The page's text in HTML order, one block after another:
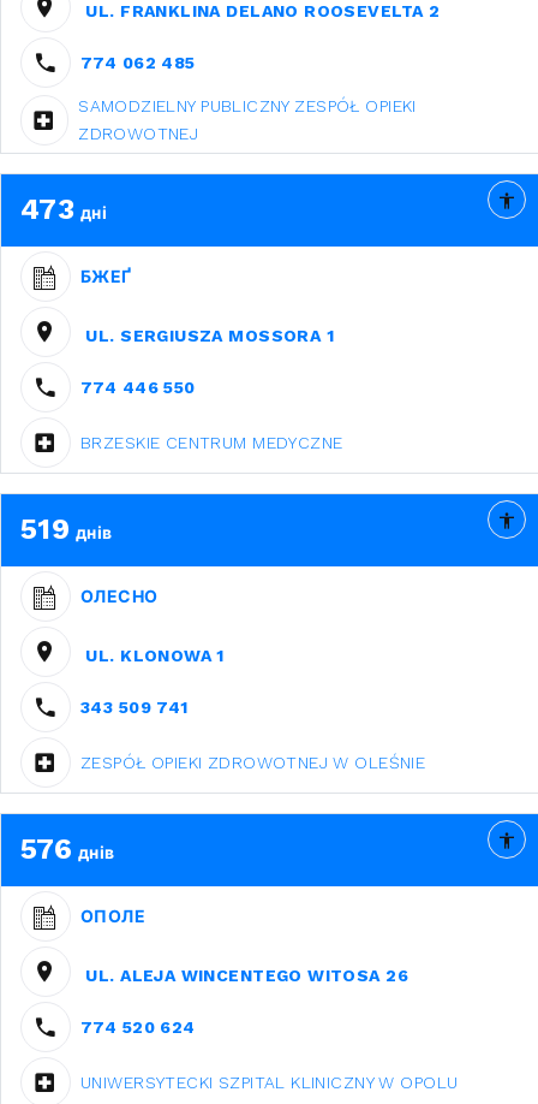
UL. FRANKLINA DELANO ROOSEVELTA 2
774 062 485
SAMODZIELNY PUBLICZNY ZESPÓŁ OPIEKI
ZDROWOTNEJ
473 дні
БЖЕҐ
UL. SERGIUSZA MOSSORA 1
774 446 550
BRZESKIE CENTRUM MEDYCZNE
519 днів
ОЛЕСНО
UL. KLONOWA 1
343 509 741
ZESPÓŁ OPIEKI ZDROWOTNEJ W OLEŚNIE
576 днів
ОПОЛЕ
UL. ALEJA WINCENTEGO WITOSA 26
774 520 624
UNIWERSYTECKI SZPITAL KLINICZNY W OPOLU